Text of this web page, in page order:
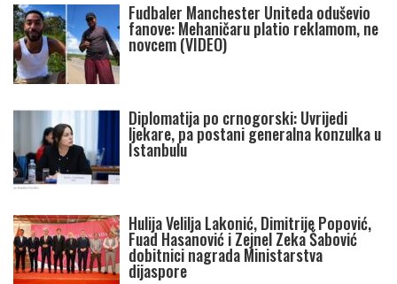
Fudbaler Manchester Uniteda oduševio
fanove: Mehaničaru platio reklamom, ne
novcem (VIDEO)
Diplomatija po crnogorski: Uvrijedi
ljekare, pa postani generalna konzulka u
Istanbulu
Hulija Velilja Lakonić, Dimitrije Popović,
Fuad Hasanović i Zejnel Zeka Šabović
dobitnici nagrada Ministarstva
dijaspore